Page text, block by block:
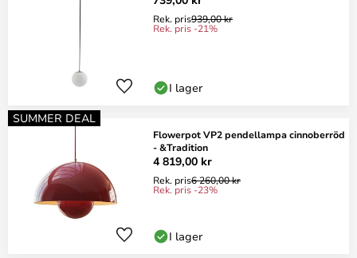
Rek. pris939,00 kr
Rek. pris -21%
I lager
SUMMER DEAL
Flowerpot VP2 pendellampa cinnoberröd
- &Tradition
4 819,00 kr
Rek. pris6 260,00 kr
Rek. pris -23%
I lager